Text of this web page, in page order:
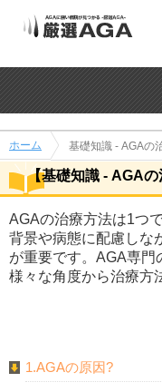
ホーム 基礎知識 - AGAの
【基礎知識 - AGAの
AGAの治療方法は1つ
背景や病態に配慮しな
が重要です。AGA専門
様々な角度から治療方
1.AGAの原因?